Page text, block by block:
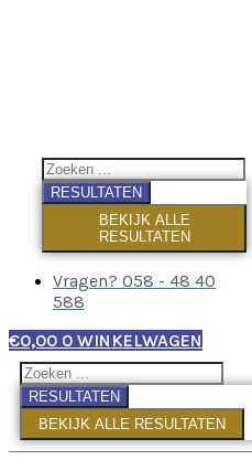
RESULTATEN
BEKIJK ALLE
RESULTATEN
Vragen? 058 - 48 40
588
€0,00 0 WINKELWAGEN
RESULTATEN
BEKIJK ALLE RESULTATEN